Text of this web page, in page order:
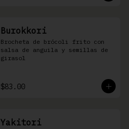
Burokkori
Brocheta de brócoli frito con
salsa de anguila y semillas de
girasol
$83.00
Yakitori